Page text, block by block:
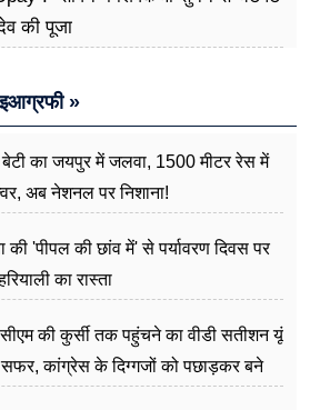
की पूजा
»
का जयपुर में जलवा, 1500 मीटर रेस में
अब नेशनल पर निशाना!
की 'पीपल की छांव में' से पर्यावरण दिवस पर
का रास्ता
की कुर्सी तक पहुंचने का वीडी सतीशन यूं
कांग्रेस के दिग्गजों को पछाड़कर बने